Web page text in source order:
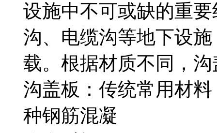
设施中不可或缺的重
沟、电缆沟等地下设
载。根据材质不同，
沟盖板：传统常用材
种钢筋混凝